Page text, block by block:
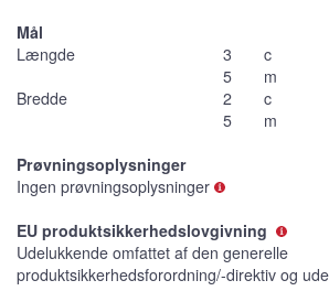
Mål
Længde
3
5
c
m
Bredde
2
5
c
m
Prøvningsoplysninger
Ingen prøvningsoplysninger
EU produktsikkerhedslovgivning
Udelukkende omfattet af den generelle
produktsikkerhedsforordning/-direktiv og